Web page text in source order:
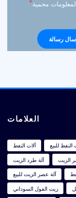
*
العلامات
آلات النفط النفط للبيع
آلة طرد الزيت
الزيت
آلة عصر الزيت للبيع
زيت الفول السوداني